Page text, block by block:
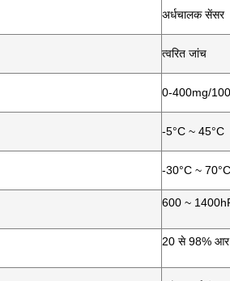
अर्धचालक सेंसर
त्वरित जांच
0-400mg/
-5°C ~ 45°C
-30°C ~ 70°C
600 ~
20 से 98%